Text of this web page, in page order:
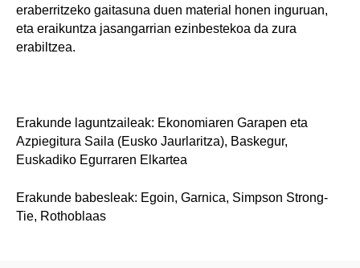
eraberritzeko gaitasuna duen material honen inguruan,
eta eraikuntza jasangarrian ezinbestekoa da zura
erabiltzea.
Erakunde laguntzaileak: Ekonomiaren Garapen eta
Azpiegitura Saila (Eusko Jaurlaritza), Baskegur,
Euskadiko Egurraren Elkartea
Erakunde babesleak: Egoin, Garnica, Simpson Strong-
Tie, Rothoblaas